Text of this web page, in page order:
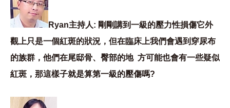
Ryan主持人: 剛剛講到一級的壓力性損傷它外
觀上只是一個紅斑的狀況，但在臨床上我們會遇到穿尿布
的族群，他們在尾邸骨、臀部的地 方可能也會有一些疑似
紅斑，那這樣子就是算第一級的壓傷嗎?